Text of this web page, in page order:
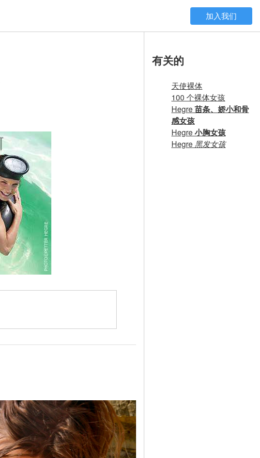
加入我们
有关的
天使裸体
100 个裸体女孩
Hegre苗条、娇小和骨
感女孩
Hegre小胸女孩
Hegre 黑发女孩